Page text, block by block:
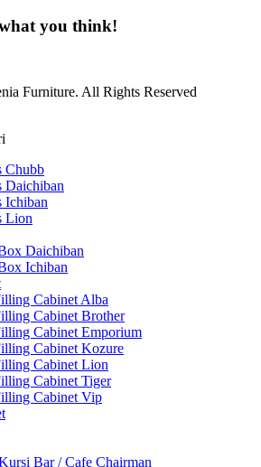
you think!
Furniture. All Rights Reserved
Chubb
Daichiban
Ichiban
Lion
Daichiban
Ichiban
Cabinet Alba
Cabinet Brother
Cabinet Emporium
Cabinet Kozure
Cabinet Lion
Cabinet Tiger
Cabinet Vip
Bar / Cafe Chairman